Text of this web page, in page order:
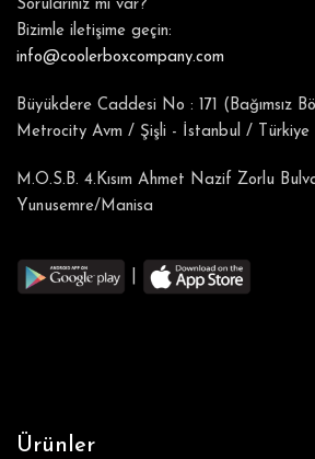
Sorularınız mı var?
Bizimle iletişime geçin:
info@coolerboxcompany.com
Büyükdere Caddesi No : 171 (Bağımsız
Metrocity Avm / Şişli - İstanbul / Türkiye
M.O.S.B. 4.Kısım Ahmet Nazif Zorlu
Yunusemre/Manisa
Ürünler